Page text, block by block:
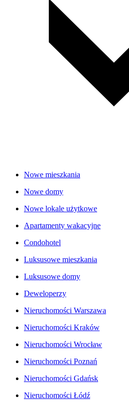
Nowe mieszkania
Nowe domy
Nowe lokale użytkowe
Apartamenty wakacyjne
Condohotel
Luksusowe mieszkania
Luksusowe domy
Deweloperzy
Nieruchomości Warszawa
Nieruchomości Kraków
Nieruchomości Wrocław
Nieruchomości Poznań
Nieruchomości Gdańsk
Nieruchomości Łódź